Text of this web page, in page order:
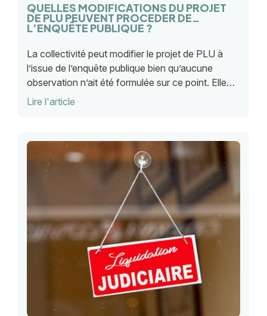
QUELLES MODIFICATIONS DU PROJET
DE PLU PEUVENT PROCEDER DE
L’ENQUÊTE PUBLIQUE ?
La collectivité peut modifier le projet de PLU à
l’issue de l’enquête publique bien qu’aucune
observation n’ait été formulée sur ce point. Elle
peut également aller au-delà des préconisations
Lire l'article